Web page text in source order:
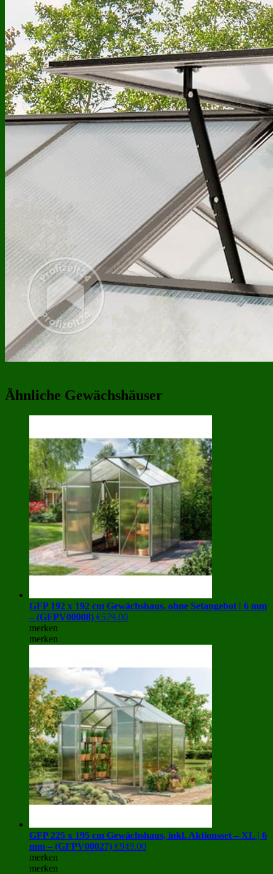
Ähnliche Gewächshäuser
GFP 192 x 192 cm Gewächshaus, ohne Setangebot | 6 mm
– (GFPV00008) €579.00
merken
merken
GFP 225 x 195 cm Gewächshaus, inkl. Aktionsset – XL | 6
mm – (GFPV00027) €949.00
merken
merken